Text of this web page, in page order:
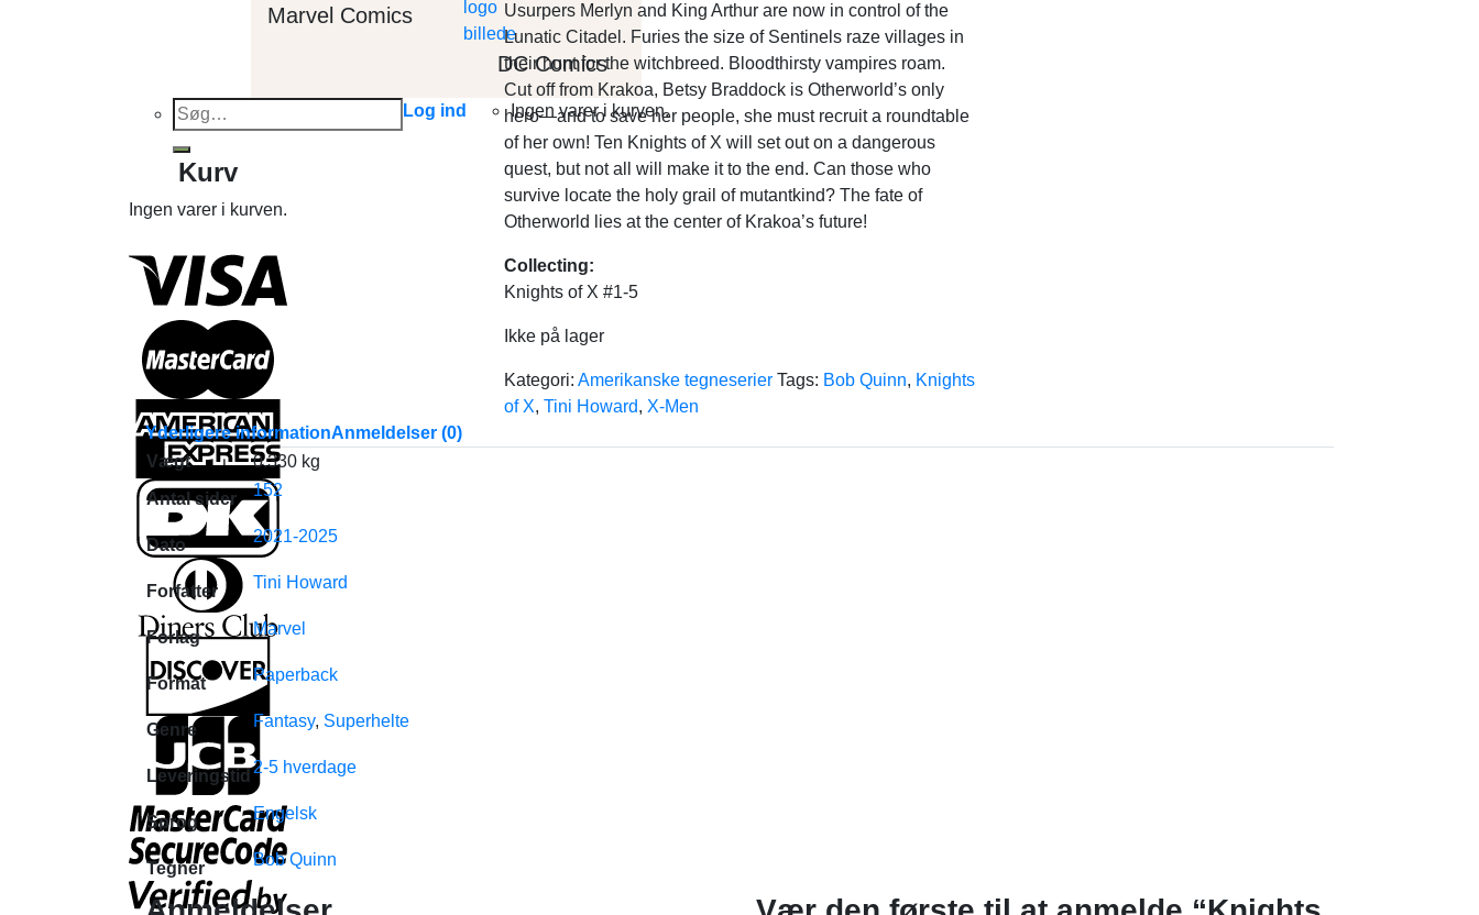
Marvel Comics
DC Comics
Søg
efter:
Log ind Ingen varer i kurven.
Kurv
Ingen varer i kurven.
Usurpers Merlyn and King Arthur are now in control of the
Lunatic Citadel. Furies the size of Sentinels raze villages in
their hunt for the witchbreed. Bloodthirsty vampires roam.
Cut off from Krakoa, Betsy Braddock is Otherworld’s only
hero—and to save her people, she must recruit a roundtable
of her own! Ten Knights of X will set out on a dangerous
quest, but not all will make it to the end. Can those who
survive locate the holy grail of mutantkind? The fate of
Otherworld lies at the center of Krakoa’s future!
Collecting:
Knights of X #1-5
Ikke på lager
Kategori: Amerikanske tegneserier Tags: Bob Quinn, Knights
of X, Tini Howard, X-Men
Yderligere informationAnmeldelser (0)
Vægt
0.330 kg
Antal sider
152
Dato 2021-2025
Forfatter Tini Howard
Forlag Marvel
Format Paperback
Genre Fantasy, Superhelte
Leveringstid 2-5 hverdage
Sprog Engelsk
Tegner Bob Quinn